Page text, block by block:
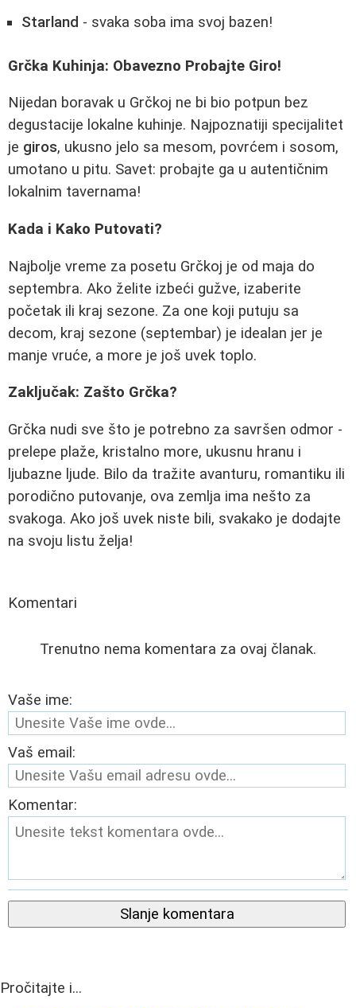
Starland - svaka soba ima svoj bazen!
Grčka Kuhinja: Obavezno Probajte Giro!
Nijedan boravak u Grčkoj ne bi bio potpun bez
degustacije lokalne kuhinje. Najpoznatiji specijalitet
je giros, ukusno jelo sa mesom, povrćem i sosom,
umotano u pitu. Savet: probajte ga u autentičnim
lokalnim tavernama!
Kada i Kako Putovati?
Najbolje vreme za posetu Grčkoj je od maja do
septembra. Ako želite izbeći gužve, izaberite
početak ili kraj sezone. Za one koji putuju sa
decom, kraj sezone (septembar) je idealan jer je
manje vruće, a more je još uvek toplo.
Zaključak: Zašto Grčka?
Grčka nudi sve što je potrebno za savršen odmor -
prelepe plaže, kristalno more, ukusnu hranu i
ljubazne ljude. Bilo da tražite avanturu, romantiku ili
porodično putovanje, ova zemlja ima nešto za
svakoga. Ako još uvek niste bili, svakako je dodajte
na svoju listu želja!
Komentari
Trenutno nema komentara za ovaj članak.
Vaše ime:
Vaš email:
Komentar:
Slanje komentara
Pročitajte i...